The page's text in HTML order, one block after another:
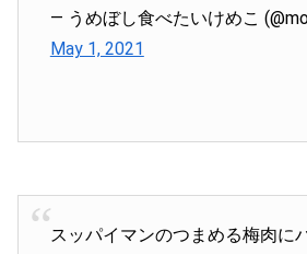
— うめぼし食べたいけめこ
May 1, 2021
スッパイマンのつまめる梅肉に